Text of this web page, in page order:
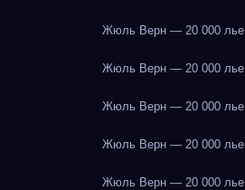
Жюль Верн — 20 000 лье
Жюль Верн — 20 000 лье
Жюль Верн — 20 000 лье
Жюль Верн — 20 000 лье
Жюль Верн — 20 000 лье